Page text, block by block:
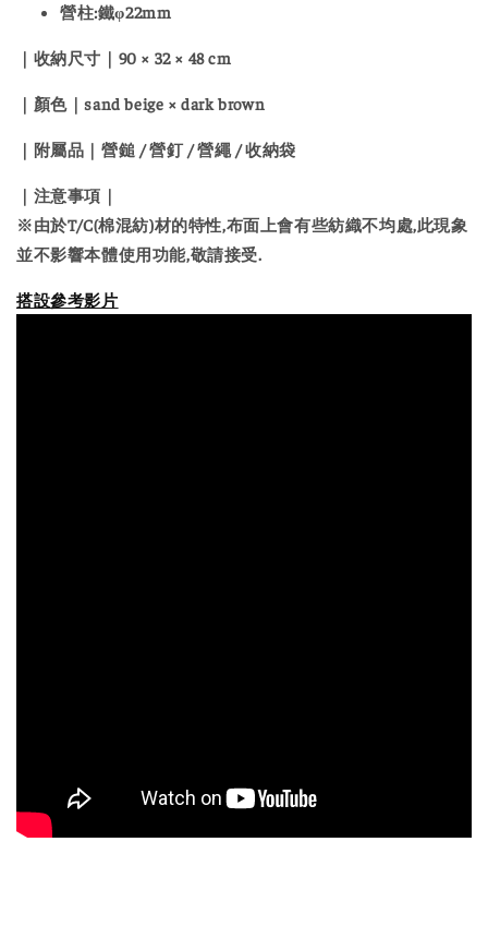
營柱:鐵φ22mm
｜收納尺寸｜ 90 × 32 × 48 cm
｜顏色｜sand beige × dark brown
｜附屬品｜ 營鎚 / 營釘 / 營繩 / 收納袋
｜注意事項｜
※由於T/C(棉混紡)材的特性,布面上會有些紡織不均處,此現象
並不影響本體使用功能,敬請接受.
搭設參考影片